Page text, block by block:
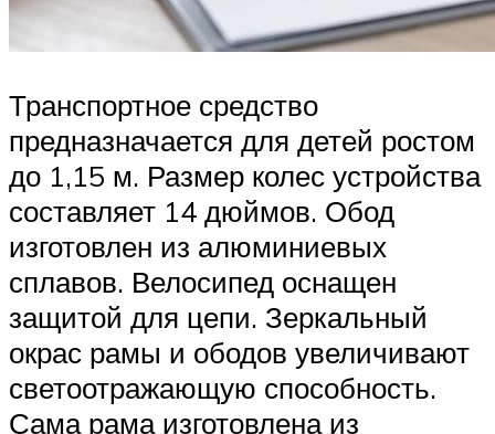
Транспортное средство
предназначается для детей ростом
до 1,15 м. Размер колес устройства
составляет 14 дюймов. Обод
изготовлен из алюминиевых
сплавов. Велосипед оснащен
защитой для цепи. Зеркальный
окрас рамы и ободов увеличивают
светоотражающую способность.
Сама рама изготовлена из